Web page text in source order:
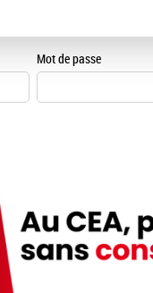
Mot de passe